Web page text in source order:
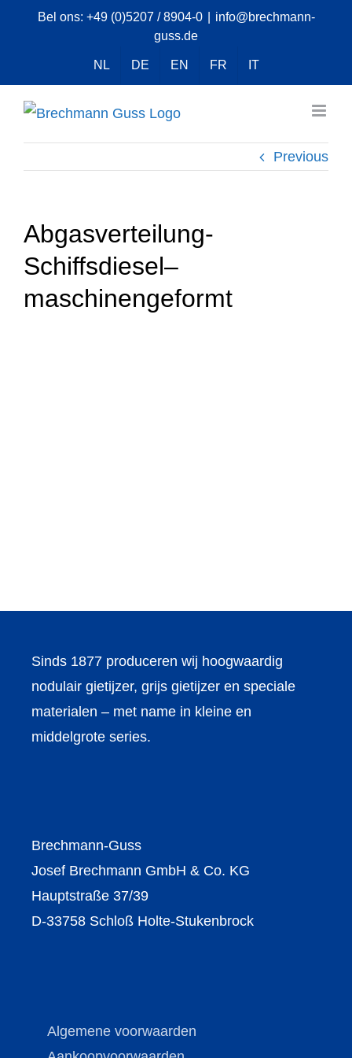
Bel ons: +49 (0)5207 / 8904-0
info@brechmann-
guss.de
NL DE EN FR IT
Previous
Abgasverteilung-
Schiffsdiesel–
maschinengeformt
Sinds 1877 produceren wij hoogwaardig
nodulair gietijzer, grijs gietijzer en speciale
materialen – met name in kleine en
middelgrote series.
Brechmann-Guss
Josef Brechmann GmbH & Co. KG
Hauptstraße 37/39
D-33758 Schloß Holte-Stukenbrock
Algemene voorwaarden